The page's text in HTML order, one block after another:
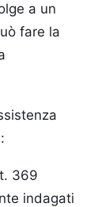
a un
fare la
369
indagati